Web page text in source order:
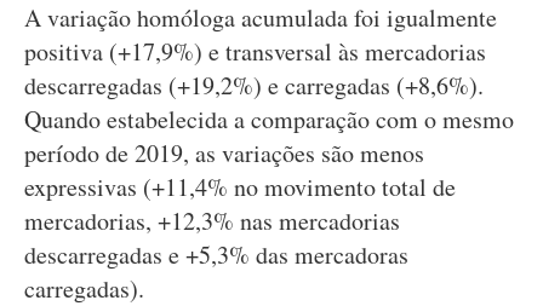
A variação homóloga acumulada foi igualmente
positiva (+17,9%) e transversal às mercadorias
descarregadas (+19,2%) e carregadas (+8,6%).
Quando estabelecida a comparação com o mesmo
período de 2019, as variações são menos
expressivas (+11,4% no movimento total de
mercadorias, +12,3% nas mercadorias
descarregadas e +5,3% das mercadoras
carregadas).